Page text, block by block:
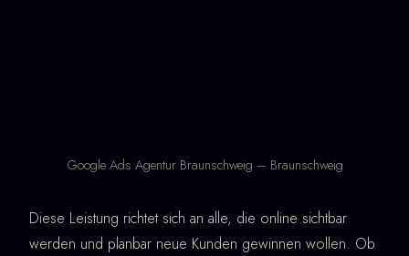
Google Ads Agentur Braunschweig – Braunschweig
Diese Leistung richtet sich an alle, die online sichtbar
werden und planbar neue Kunden gewinnen wollen. Ob